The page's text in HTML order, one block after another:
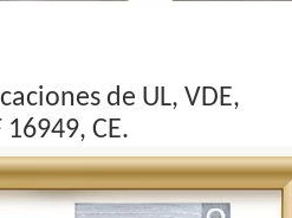
de UL, VDE,
16949, CE.